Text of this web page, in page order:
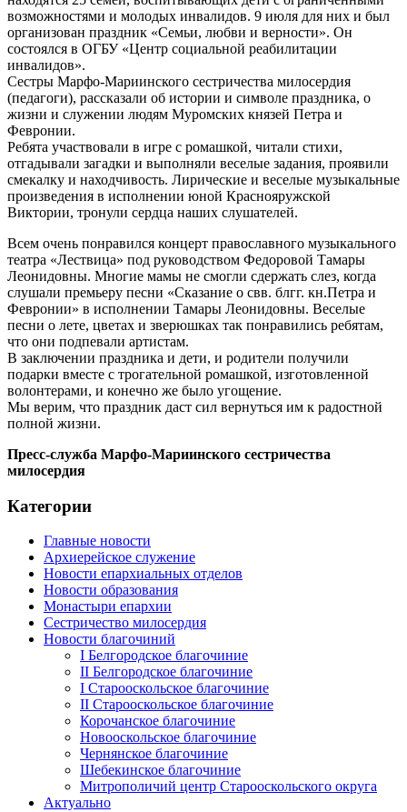
возможностями и молодых инвалидов. 9 июля для них и был
организован праздник «Семьи, любви и верности». Он
состоялся в ОГБУ «Центр социальной реабилитации
инвалидов».
Сестры Марфо-Мариинского сестричества милосердия
(педагоги), рассказали об истории и символе праздника, о
жизни и служении людям Муромских князей Петра и
Февронии.
Ребята участвовали в игре с ромашкой, читали стихи,
отгадывали загадки и выполняли веселые задания, проявили
смекалку и находчивость. Лирические и веселые музыкальные
произведения в исполнении юной Краснояружской
Виктории, тронули сердца наших слушателей.
Всем очень понравился концерт православного музыкального
театра «Лествица» под руководством Федоровой Тамары
Леонидовны. Многие мамы не смогли сдержать слез, когда
слушали премьеру песни «Сказание о свв. блгг. кн.Петра и
Февронии» в исполнении Тамары Леонидовны. Веселые
песни о лете, цветах и зверюшках так понравились ребятам,
что они подпевали артистам.
В заключении праздника и дети, и родители получили
подарки вместе с трогательной ромашкой, изготовленной
волонтерами, и конечно же было угощение.
Мы верим, что праздник даст сил вернуться им к радостной
полной жизни.
Пресс-служба Марфо-Мариинского сестричества
милосердия
Категории
Главные новости
Архиерейское служение
Новости епархиальных отделов
Новости образования
Монастыри епархии
Сестричество милосердия
Новости благочиний
I Белгородское благочиние
II Белгородское благочиние
I Старооскольское благочиние
II Старооскольское благочиние
Корочанское благочиние
Новооскольское благочиние
Чернянское благочиние
Шебекинское благочиние
Митрополичий центр Старооскольского округа
Актуально